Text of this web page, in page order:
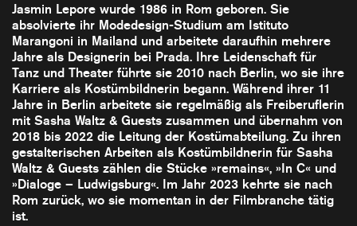
Jasmin Lepore wurde 1986 in Rom geboren. Sie
absolvierte ihr Modedesign-Studium am Istituto
Marangoni in Mailand und arbeitete daraufhin mehrere
Jahre als Designerin bei Prada. Ihre Leidenschaft für
Tanz und Theater führte sie 2010 nach Berlin, wo sie ihre
Karriere als Kostümbildnerin begann. Während ihrer 11
Jahre in Berlin arbeitete sie regelmäßig als Freiberuflerin
mit Sasha Waltz & Guests zusammen und übernahm von
2018 bis 2022 die Leitung der Kostümabteilung. Zu ihren
gestalterischen Arbeiten als Kostümbildnerin für Sasha
Waltz & Guests zählen die Stücke »remains«, »In C« und
»Dialoge – Ludwigsburg«. Im Jahr 2023 kehrte sie nach
Rom zurück, wo sie momentan in der Filmbranche tätig
ist.